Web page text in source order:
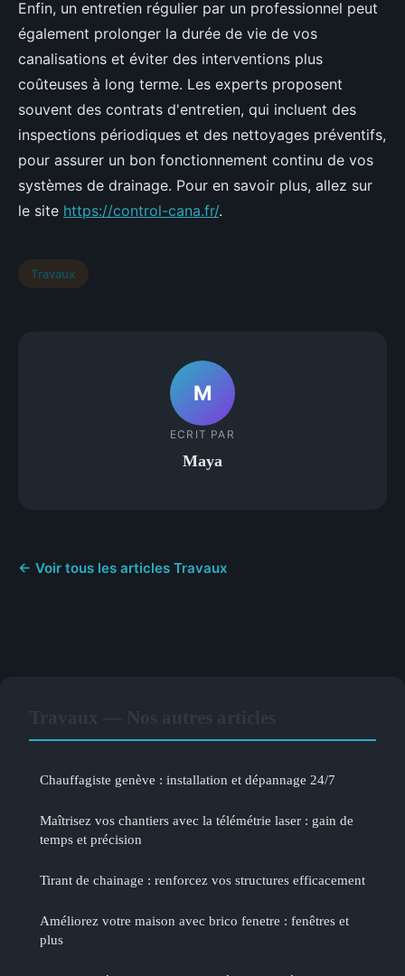
Enfin, un entretien régulier par un professionnel peut
également prolonger la durée de vie de vos
canalisations et éviter des interventions plus
coûteuses à long terme. Les experts proposent
souvent des contrats d'entretien, qui incluent des
inspections périodiques et des nettoyages préventifs,
pour assurer un bon fonctionnement continu de vos
systèmes de drainage. Pour en savoir plus, allez sur
le site https://control-cana.fr/.
Travaux
M
ECRIT PAR
Maya
← Voir tous les articles Travaux
Chauffagiste genève : installation et dépannage 24/7
Maîtrisez vos chantiers avec la télémétrie laser : gain de
temps et précision
Tirant de chainage : renforcez vos structures efficacement
Améliorez votre maison avec brico fenetre : fenêtres et
plus